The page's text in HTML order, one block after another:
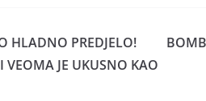
HLADNO PREDJELO!
JE UKUSNO KAO